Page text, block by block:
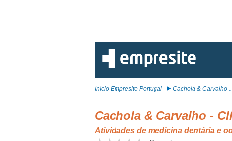
Início Empresite Portugal Cachola & Carvalho ...
Cachola & Carvalho -
Atividades de medicina dentária e